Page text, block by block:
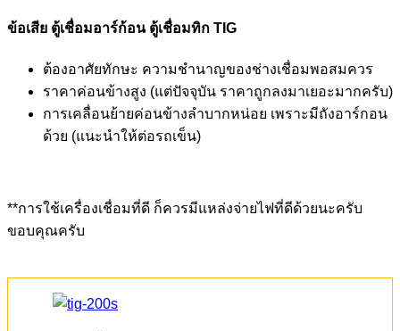
ข้อเสีย ตู้เชื่อมอาร์ก้อนตู้เชื่อมทิก TIG
ต้องอาศัยทักษะ ความชำนาญของช่างเชื่อมพอสมควร
ราคาค่อนข้างสูง (แต่ปัจจุบัน ราคาถูกลงมาเยอะมากครับ)
การเคลื่อนย้ายค่อนข้างลำบากหน่อย เพราะมีถังอาร์กอน
ด้วย (แนะนำให้ต่อรถเข็น)
**การใช้เครื่องเชื่อมที่ดี ก็ควรมีแหล่งจ่ายไฟที่ดีด้วยนะครับ
ขอบคุณครับ